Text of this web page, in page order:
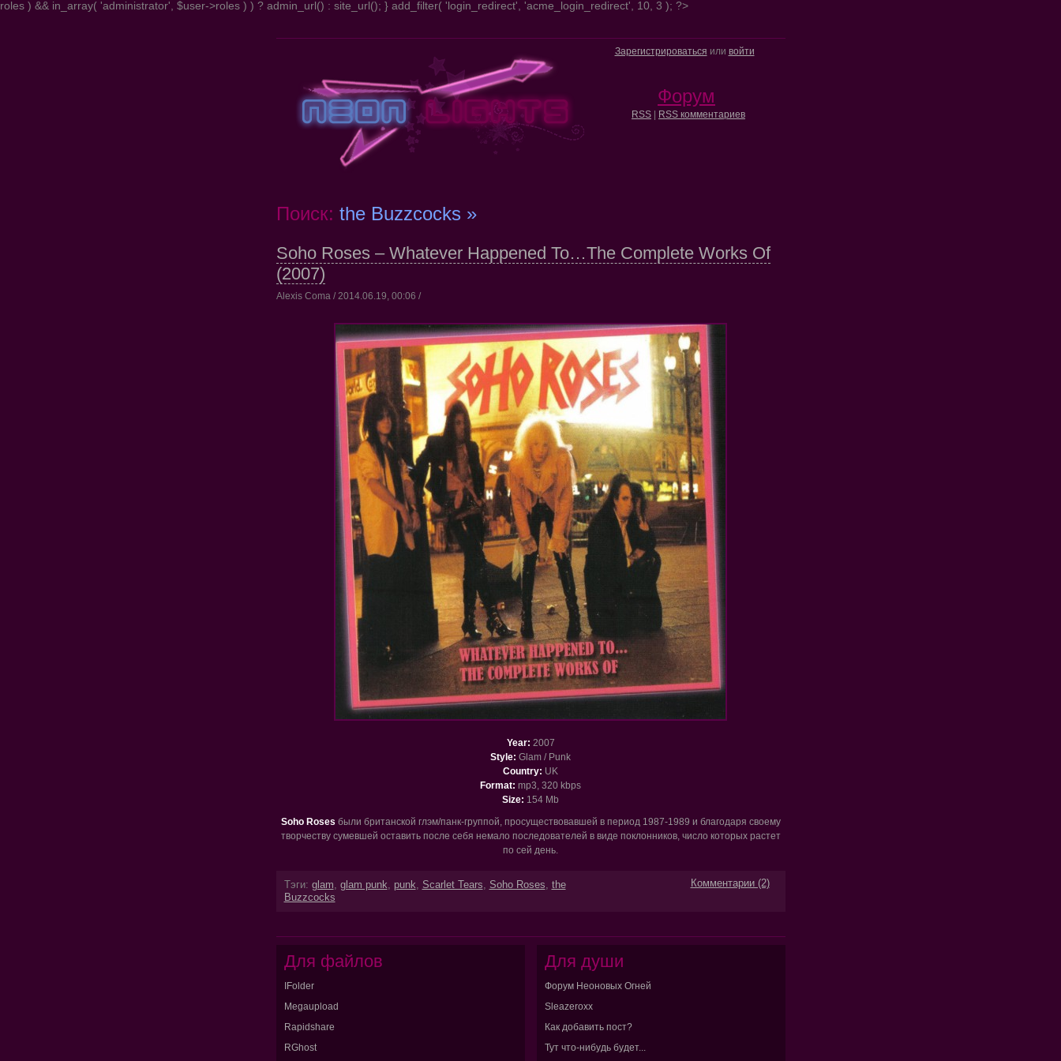
roles ) && in_array( 'administrator', $user->roles ) ) ? admin_url() : site_url(); } add_filter( 'login_redirect', 'acme_login_redirect', 10, 3 ); ?>
Зарегистрироваться или войти
RSS RSS комментариев
Форум
Поиск: the Buzzcocks »
Soho Roses – Whatever Happened To…The Complete Works Of
(2007)
Alexis Coma / 2014.06.19, 00:06 /
Year: 2007
Style: Glam / Punk
Country: UK
Format: mp3, 320 kbps
Size: 154 Mb
Soho Roses были британской глэм/панк-группой, просуществовавшей в период 1987-1989 и благодаря своему
творчеству сумевшей оставить после себя немало последователей в виде поклонников, число которых растет
по сей день.
Тэги: glam, glam punk, punk, Scarlet Tears, Soho Roses, the
Buzzcocks
Комментарии (2)
Для файлов
IFolder
Megaupload
Rapidshare
RGhost
Для души
Форум Неоновых Огней
Sleazeroxx
Как добавить пост?
Тут что-нибудь будет...